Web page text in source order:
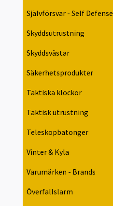
Självförsvar - Self Defense
Skyddsutrustning
Skyddsvästar
Säkerhetsprodukter
Taktiska klockor
Taktisk utrustning
Teleskopbatonger
Vinter & Kyla
Varumärken - Brands
Överfallslarm